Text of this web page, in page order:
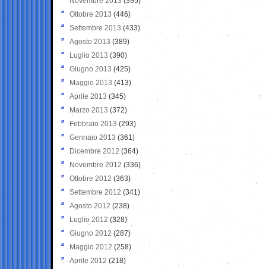
Ottobre 2013 (446)
Settembre 2013 (433)
Agosto 2013 (389)
Luglio 2013 (390)
Giugno 2013 (425)
Maggio 2013 (413)
Aprile 2013 (345)
Marzo 2013 (372)
Febbraio 2013 (293)
Gennaio 2013 (361)
Dicembre 2012 (364)
Novembre 2012 (336)
Ottobre 2012 (363)
Settembre 2012 (341)
Agosto 2012 (238)
Luglio 2012 (328)
Giugno 2012 (287)
Maggio 2012 (258)
Aprile 2012 (218)